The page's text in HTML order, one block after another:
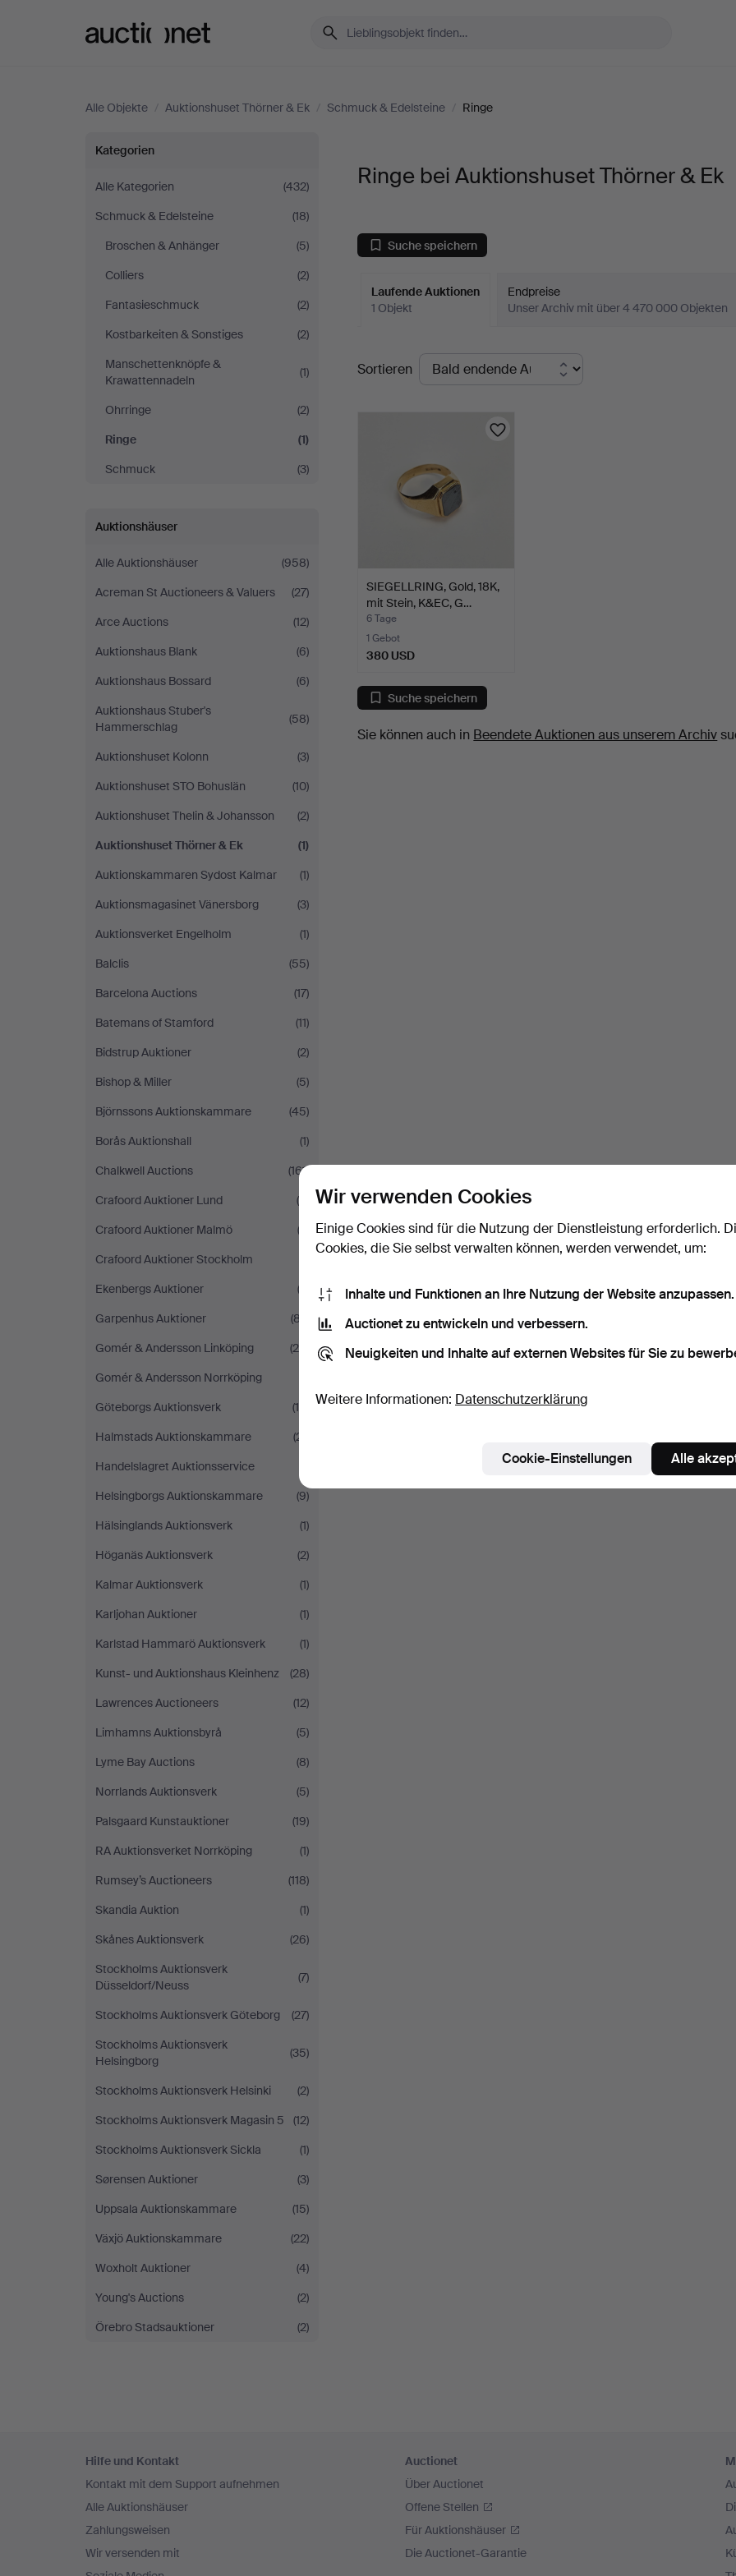
Alle Objekte / Auktionshuset Thörner & Ek / Schmuck & Edelsteine / Ringe
Ringe
bei
Auktionshuset
Thörner
Ek
Kategorien
Alle Kategorien
(432)
Schmuck & Edelsteine
(18)
Broschen & Anhänger
(5)
Colliers
(2)
Fantasieschmuck
(2)
Kostbarkeiten & Sonstiges
(2)
Manschettenknöpfe &
Krawattennadeln
(1)
Ohrringe
(2)
Ringe
(1)
Schmuck
(3)
Auktionshäuser
Alle Auktionshäuser
(958)
Acreman St Auctioneers & Valuers
(27)
Arce Auctions
(12)
Auktionshaus Blank
(6)
Auktionshaus Bossard
(6)
Auktionshaus Stuber's
Hammerschlag
(58)
Auktionshuset Kolonn
(3)
Auktionshuset STO Bohuslän
(10)
Auktionshuset Thelin & Johansson
(2)
Auktionshuset Thörner & Ek
(1)
Auktionskammaren Sydost Kalmar
(1)
Auktionsmagasinet Vänersborg
(3)
Auktionsverket Engelholm
(1)
Balclis
(55)
Barcelona Auctions
(17)
Batemans of Stamford
(11)
Bidstrup Auktioner
(2)
Bishop & Miller
(5)
Björnssons Auktionskammare
(45)
Borås Auktionshall
(1)
Chalkwell Auctions
(161)
Crafoord Auktioner Lund
(5)
Crafoord Auktioner Malmö
(2)
Crafoord Auktioner Stockholm
Ekenbergs Auktioner
(2)
Garpenhus Auktioner
(87)
Gomér & Andersson Linköping
(25)
Gomér & Andersson Norrköping
Göteborgs Auktionsverk
(16)
Halmstads Auktionskammare
(21)
Handelslagret Auktionsservice
Helsingborgs Auktionskammare
(9)
Hälsinglands Auktionsverk
(1)
Höganäs Auktionsverk
(2)
Kalmar Auktionsverk
(1)
Karljohan Auktioner
(1)
Karlstad Hammarö Auktionsverk
(1)
Kunst- und Auktionshaus Kleinhenz
(28)
Lawrences Auctioneers
(12)
Limhamns Auktionsbyrå
(5)
Lyme Bay Auctions
(8)
Norrlands Auktionsverk
(5)
Palsgaard Kunstauktioner
(19)
RA Auktionsverket Norrköping
(1)
Rumsey’s Auctioneers
(118)
Skandia Auktion
(1)
Skånes Auktionsverk
(26)
Stockholms Auktionsverk
Düsseldorf/Neuss
(7)
Stockholms Auktionsverk Göteborg
(27)
Stockholms Auktionsverk
Helsingborg
(35)
Stockholms Auktionsverk Helsinki
(2)
Stockholms Auktionsverk Magasin 5
(12)
Stockholms Auktionsverk Sickla
(1)
Sørensen Auktioner
(3)
Uppsala Auktionskammare
(15)
Växjö Auktionskammare
(22)
Woxholt Auktioner
(4)
Young's Auctions
(2)
Örebro Stadsauktioner
(2)
Ringe bei Auktionshuset Thörner & Ek
Suche speichern
Laufende Auktionen
1 Objekt
Endpreise
Unser Archiv mit über 4 470 000 Objekten
Laufende
Auktionen
Sortieren
SIEGELLRING, Gold, 18K,
mit Stein, K&EC, G…
6 Tage
1 Gebot
380 USD
Suche speichern
Sie können auch in Beendete Auktionen aus unserem Archiv
Navigation
Hilfe und Kontakt
Kontakt mit dem Support aufnehmen
Alle Auktionshäuser
Zahlungsweisen
Wir versenden mit
Auctionet
Über Auctionet
Offene Stellen
Für Auktionshäuser
Die Auctionet-Garantie
Wir verwenden Cookies
Einige Cookies sind für die Nutzung der Dienstleistung erforderlich.
Cookies, die Sie selbst verwalten können, werden verwendet, um:
Inhalte und Funktionen an Ihre Nutzung der Website anzupassen.
Auctionet zu entwickeln und verbessern.
Neuigkeiten und Inhalte auf externen Websites für Sie zu
Weitere Informationen: Datenschutzerklärung
Cookie-Einstellungen Alle